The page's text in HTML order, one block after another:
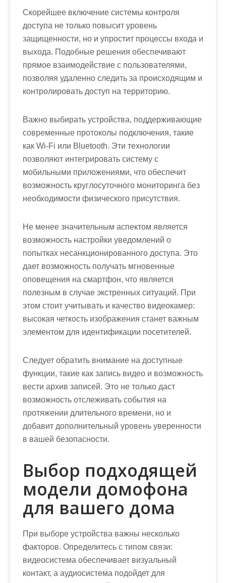
Скорейшее включение системы контроля
доступа не только повысит уровень
защищенности, но и упростит процессы входа и
выхода. Подобные решения обеспечивают
прямое взаимодействие с пользователями,
позволяя удаленно следить за происходящим и
контролировать доступ на территорию.
Важно выбирать устройства, поддерживающие
современные протоколы подключения, такие
как Wi-Fi или Bluetooth. Эти технологии
позволяют интегрировать систему с
мобильными приложениями, что обеспечит
возможность круглосуточного мониторинга без
необходимости физического присутствия.
Не менее значительным аспектом является
возможность настройки уведомлений о
попытках несанкционированного доступа. Это
дает возможность получать мгновенные
оповещения на смартфон, что является
полезным в случае экстренных ситуаций. При
этом стоит учитывать и качество видеокамер:
высокая четкость изображения станет важным
элементом для идентификации посетителей.
Следует обратить внимание на доступные
функции, такие как запись видео и возможность
вести архив записей. Это не только даст
возможность отслеживать события на
протяжении длительного времени, но и
добавит дополнительный уровень уверенности
в вашей безопасности.
Выбор подходящей
модели домофона
для вашего дома
При выборе устройства важны несколько
факторов. Определитесь с типом связи:
видеосистема обеспечивает визуальный
контакт, а аудиосистема подойдет для